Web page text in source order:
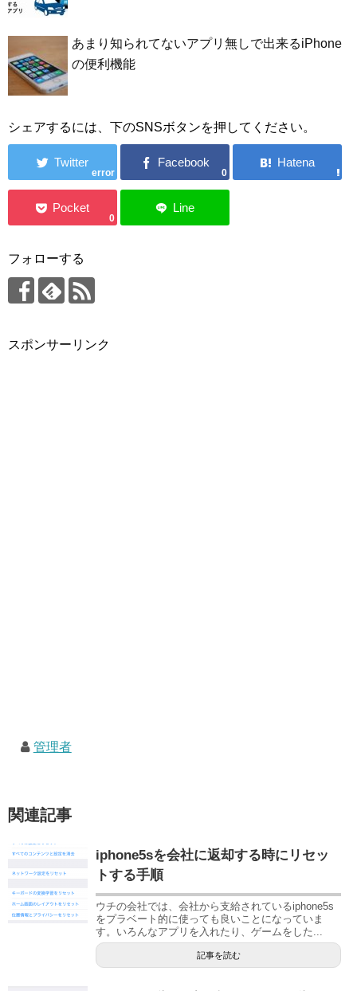
あまり知られてないアプリ無しで出来るiPhone
の便利機能
シェアするには、下のSNSボタンを押してください。
error 0
0
フォローする
スポンサーリンク
管理者
関連記事
iphone5sを会社に返却する時にリセッ
トする手順
ウチの会社では、会社から支給されているiphone5s
をプラベート的に使っても良いことになっていま
す。いろんなアプリを入れたり、ゲームをした...
記事を読む